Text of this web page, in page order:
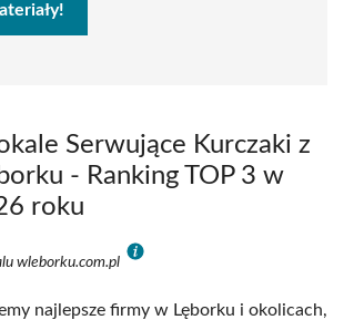
Serwujące Kurczaki z
- Ranking TOP 3 w
roku
wleborku.com.pl
najlepsze firmy w Lęborku i okolicach,